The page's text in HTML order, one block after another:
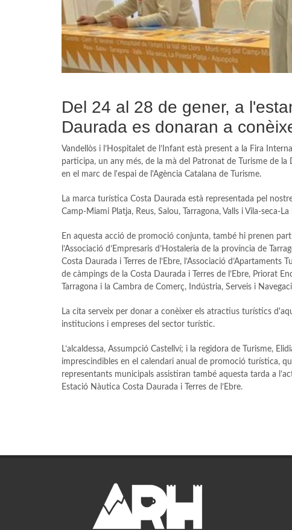
Del 24 al 28 de gener, a
Daurada es donaran a
Vandellòs i l’Hospitalet de l’Infant està present a la Fira
participa, un any més, de la mà del Patronat de Turisme de
en el marc de l'espai de l'Agència Catalana de Turisme.
La marca turística Costa Daurada està representada pel
Camp-Miami Platja, Reus, Salou, Tarragona, Valls i Vila-seca-La
En aquesta acció de promoció conjunta, també hi prenen
l’Associació d’Empresaris d’Hostaleria de la província de
Costa Daurada i Terres de l’Ebre, l’Associació d’Apartaments
de càmpings de la Costa Daurada i Terres de l’Ebre, Priorat
Tarragona i la Cambra de Comerç, Indústria, Serveis i
La cita serveix per donar a conèixer els atractius turístics
institucions i empreses del sector turístic.
L’alcaldessa, Assumpció Castellví; i la regidora de Turisme,
imprescindibles en el calendari anual de promoció turística,
representants municipals assistiran també aquesta tarda a
Estació Nàutica Costa Daurada i Terres de l’Ebre.